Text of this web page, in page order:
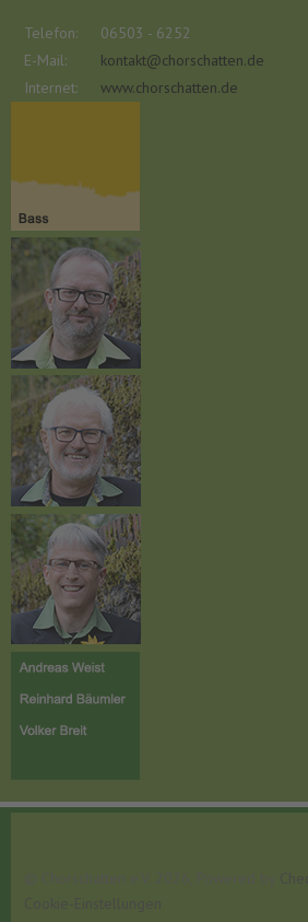
Telefon:
06503 - 6252
E-Mail:
kontakt@chorschatten.de
Internet:
www.chorschatten.de
© Chorschatten e.V. 2026, Powered by